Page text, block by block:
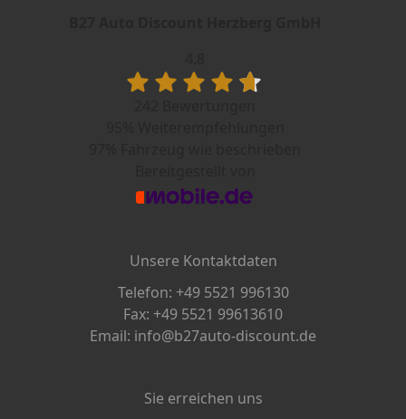
Unsere Kontaktdaten
Telefon: +49 5521 996130
Fax: +49 5521 99613610
Email: info@b27auto-discount.de
Sie erreichen uns